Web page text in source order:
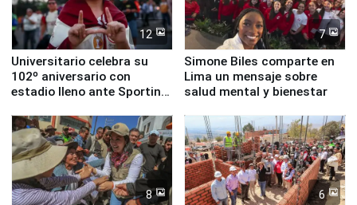
12
Universitario celebra su
102º aniversario con
estadio lleno ante Sporting
7
Simone Biles comparte en
Lima un mensaje sobre
salud mental y bienestar
8 6